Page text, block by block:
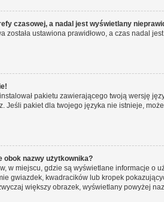
czasowej, a nadal jest wyświetlany
została ustawiona prawidłowo, a czas nadal
pakietu zawierającego twoją wersję
Jeśli pakiet dla twojego języka nie istnieje,
obok nazwy użytkownika?
w miejscu, gdzie są wyświetlane informacje o
gwiazdek, kwadracików lub kropek
większy obrazek, wyświetlany powyżej